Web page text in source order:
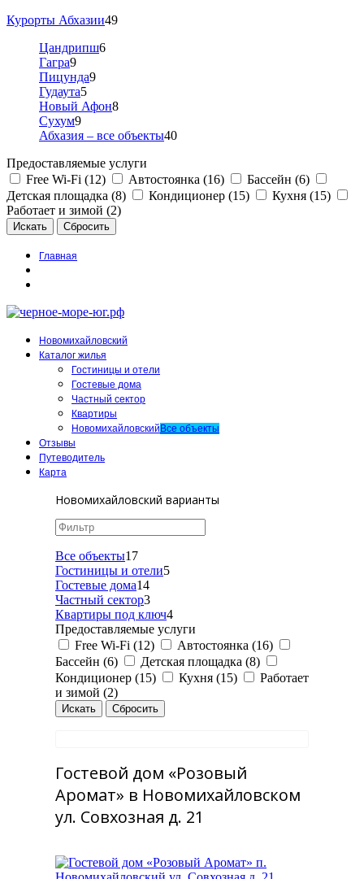
Курорты Абхазии49
Цандрипш6
Гагра9
Пицунда9
Гудаута5
Новый Афон8
Сухум9
Абхазия – все объекты40
Предоставляемые услуги
Free Wi-Fi (12)
Автостоянка (16)
Бассейн (6)
Детская площадка (8)
Кондиционер (15)
Кухня (15)
Работает и зимой (2)
Главная
Новомихайловский
Каталог жилья
Гостиницы и отели
Гостевые дома
Частный сектор
Квартиры
Новомихайловский Все объекты
Отзывы
Путеводитель
Карта
Новомихайловский варианты
Все объекты17
Гостиницы и отели5
Гостевые дома14
Частный сектор3
Квартиры под ключ4
Предоставляемые услуги
Free Wi-Fi (12)
Автостоянка (16)
Бассейн (6)
Детская площадка (8)
Кондиционер (15)
Кухня (15)
Работает
и зимой (2)
Гостевой дом «Розовый
Аромат» в Новомихайловском
ул. Совхозная д. 21